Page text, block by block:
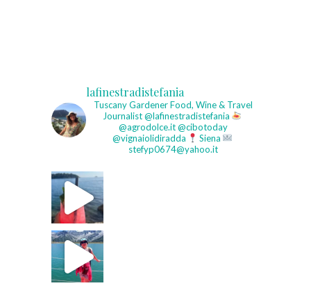
lafinestradistefania
Tuscany GardenerFood, Wine & Travel
Journalist@lafinestradistefania
@agrodolce.it @cibotoday
@vignaiolidiradda
Siena
stefyp0674@yahoo.it